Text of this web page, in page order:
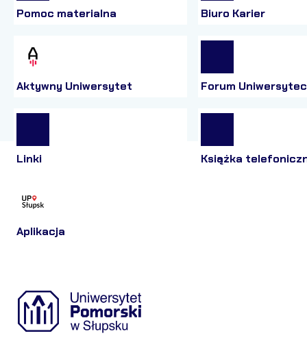
Pomoc materialna Biuro Karier
Aktywny Uniwersytet Forum
Linki Książka
Aplikacja